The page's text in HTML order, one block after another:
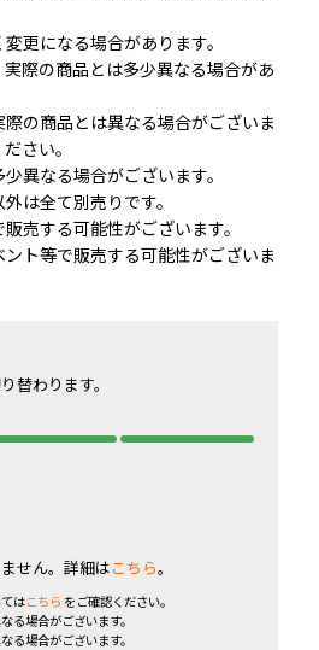
更になる場合があります。
際の商品とは多少異なる場合があ
の商品とは異なる場合がございま
さい。
異なる場合がございます。
は全て別売りです。
売する可能性がございます。
ト等で販売する可能性がございま
替わります。
せん。詳細はこちら。
はこちら をご確認ください。
る場合がございます。
る場合がございます。